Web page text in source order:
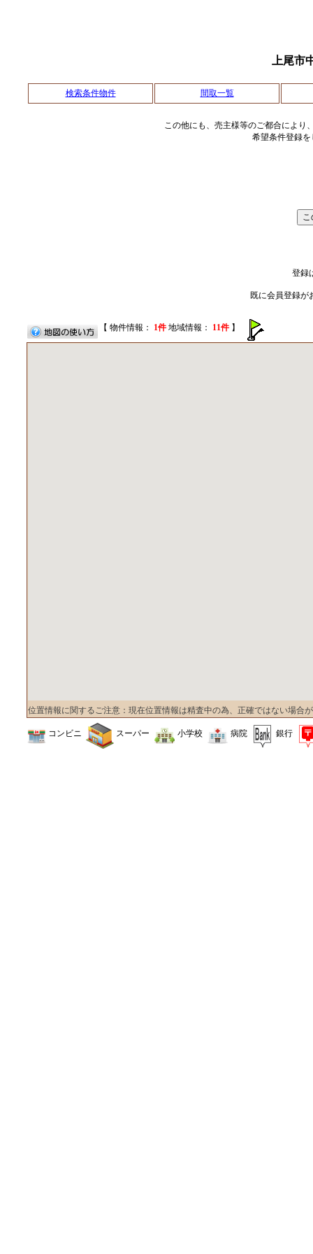
上尾
検索条件物件 間取一覧
この他にも、売主様等のご都合により
希望条件登録
登録
既に会員登録
【 物件情報： 1件地域情報： 11件】
位置情報に関するご注意：現在位置情報は精査中の為、正確ではない場合
コンビニ スーパー 小学校 病院 銀行